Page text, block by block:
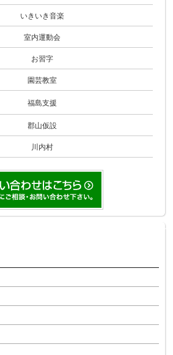
いきいき音楽
室内運動会
お習字
園芸教室
福島支援
郡山仮設
川内村